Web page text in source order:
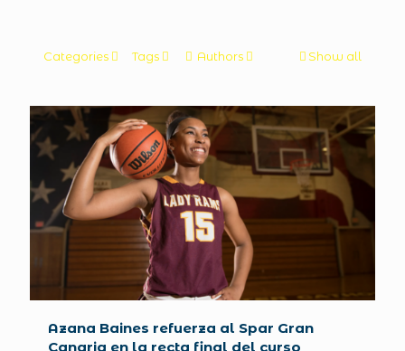
Categories Tags Authors Show all
Azana Baines refuerza al Spar Gran
Canaria en la recta final del curso